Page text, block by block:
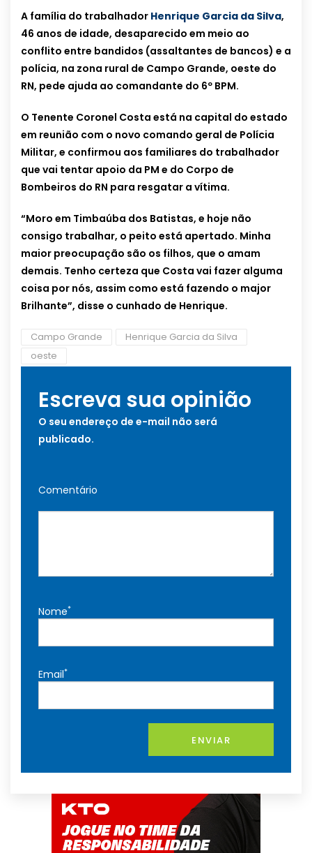
A família do trabalhador Henrique Garcia da Silva,
46 anos de idade, desaparecido em meio ao
conflito entre bandidos (assaltantes de bancos) e a
polícia, na zona rural de Campo Grande, oeste do
RN, pede ajuda ao comandante do 6º BPM.
O Tenente Coronel Costa está na capital do estado
em reunião com o novo comando geral de Polícia
Militar, e confirmou aos familiares do trabalhador
que vai tentar apoio da PM e do Corpo de
Bombeiros do RN para resgatar a vítima.
“Moro em Timbaúba dos Batistas, e hoje não
consigo trabalhar, o peito está apertado. Minha
maior preocupação são os filhos, que o amam
demais. Tenho certeza que Costa vai fazer alguma
coisa por nós, assim como está fazendo o major
Brilhante”, disse o cunhado de Henrique.
Campo Grande
Henrique Garcia da Silva
oeste
Escreva sua opinião
O seu endereço de e-mail não será
publicado.
Comentário
Nome*
Email*
ENVIAR